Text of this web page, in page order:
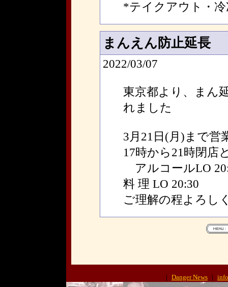
*テイクアウト・
まんえん防止延長
2022/03/07
東京都より、まん
れました
3月21日(月)まで営
17時から21時閉店
アルコールLO
料 理 LO 20:30
ご理解の程よろし
｜ Danger News ｜